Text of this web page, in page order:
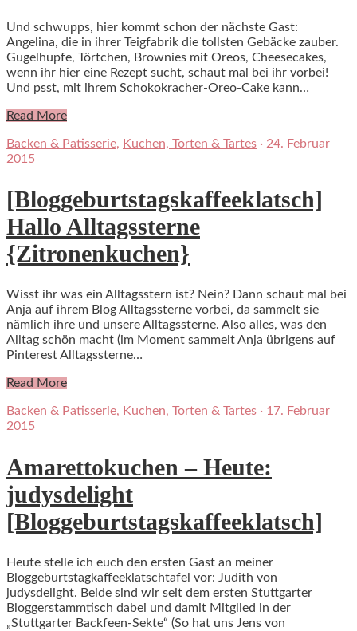
Und schwupps, hier kommt schon der nächste Gast:
Angelina, die in ihrer Teigfabrik die tollsten Gebäcke zauber.
Gugelhupfe, Törtchen, Brownies mit Oreos, Cheesecakes,
wenn ihr hier eine Rezept sucht, schaut mal bei ihr vorbei!
Und psst, mit ihrem Schokokracher-Oreo-Cake kann…
Read More
Backen & Patisserie, Kuchen, Torten & Tartes · 24. Februar
2015
[Bloggeburtstagskaffeeklatsch]
Hallo Alltagssterne
{Zitronenkuchen}
Wisst ihr was ein Alltagsstern ist? Nein? Dann schaut mal bei
Anja auf ihrem Blog Alltagssterne vorbei, da sammelt sie
nämlich ihre und unsere Alltagssterne. Also alles, was den
Alltag schön macht (im Moment sammelt Anja übrigens auf
Pinterest Alltagssterne…
Read More
Backen & Patisserie, Kuchen, Torten & Tartes · 17. Februar
2015
Amarettokuchen – Heute:
judysdelight
[Bloggeburtstagskaffeeklatsch]
Heute stelle ich euch den ersten Gast an meiner
Bloggeburtstagkaffeeklatschtafel vor: Judith von
judysdelight. Beide sind wir seit dem ersten Stuttgarter
Bloggerstammtisch dabei und damit Mitglied in der
„Stuttgarter Backfeen-Sekte“ (So hat uns Jens von